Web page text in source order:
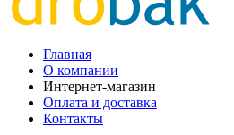
Главная
О компании
Интернет-магазин
Оплата и доставка
Контакты